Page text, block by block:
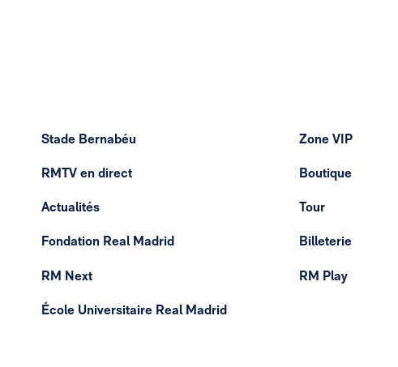
Stade Bernabéu
RMTV en direct
Actualités
Fondation Real Madrid
RM Next
École Universitaire Real Madrid
Zone VIP
Boutique
Tour
Billeterie
RM Play